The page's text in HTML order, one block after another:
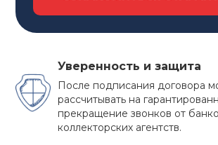
Уверенность и защита
После подписания договора
рассчитывать на
прекращение звонков от
коллекторских агентств.